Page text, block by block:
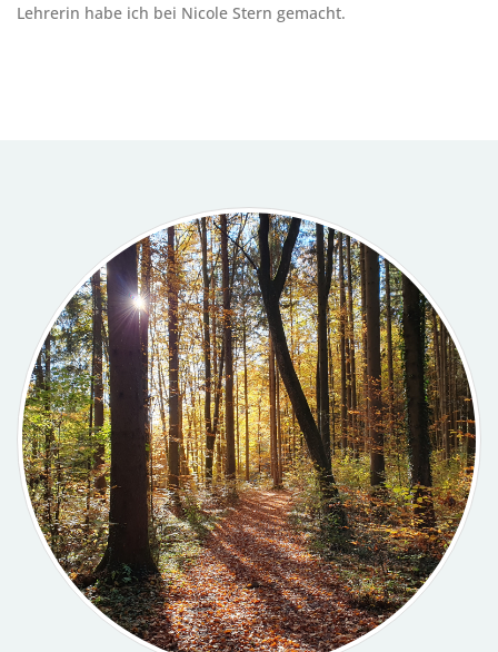
Lehrerin habe ich bei Nicole Stern gemacht.